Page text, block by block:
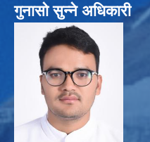
गुनासो सुन्ने अधिकारी